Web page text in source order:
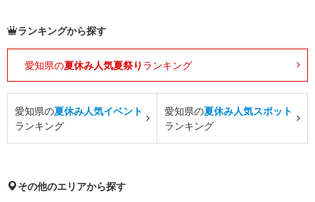
ランキングから探す
愛知県の夏休み人気夏祭り ランキング
愛知県の夏休み人気イベント
ランキング
愛知県の夏休み人気スポット
ランキング
その他のエリアから探す